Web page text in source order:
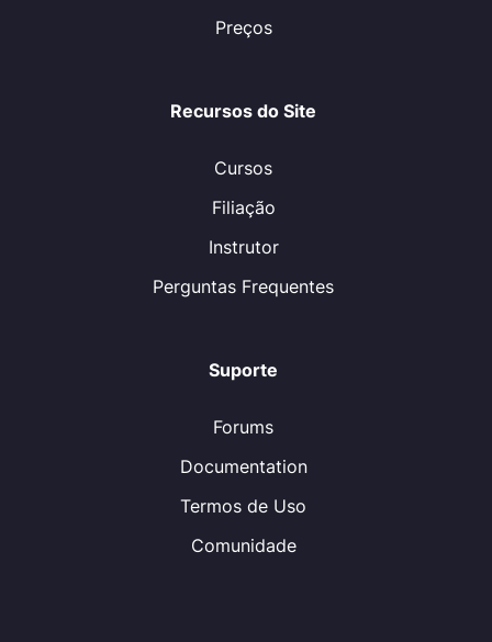
Preços
Recursos do Site
Cursos
Filiação
Instrutor
Perguntas Frequentes
Suporte
Forums
Documentation
Termos de Uso
Comunidade